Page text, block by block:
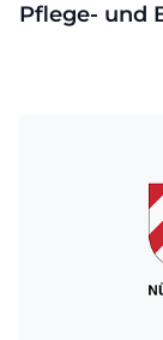
Pflege- und